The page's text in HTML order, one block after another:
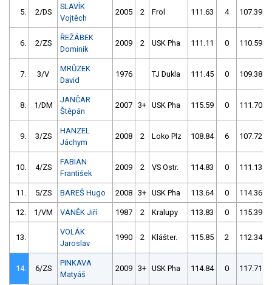
5. 2/DS
SLAVÍK
Vojtěch
2005 2 Frol 111.63 4 107.39
6. 2/ZS
ŘEŽÁBEK
Dominik
2009 2 USK Pha 111.11 0 110.59
7. 3/V
MRŮZEK
David
1976 TJ Dukla 111.45 0 109.38
8. 1/DM
JANČAR
Štěpán
2007 3+ USK Pha 115.59 0 111.70
9. 3/ZS
HANZEL
Jáchym
2008 2 Loko Plz 108.84 6 107.72
10. 4/ZS
FABIAN
František
2009 2 VS Ostr. 114.83 0 111.13
11. 5/ZS BAREŠ Hugo 2008 3+ USK Pha 113.64 0 114.36
12. 1/VM VANĚK Jiří 1987 2 Kralupy 113.83 0 115.39
13.
VOLÁK
Jaroslav
1990 2 Klášter. 115.85 2 112.34
14. 6/ZS
PINKAVA
Matyáš
2009 3+ USK Pha 114.84 0 117.71